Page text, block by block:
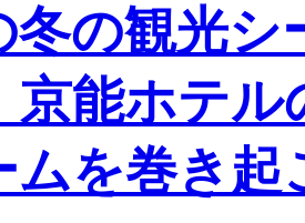
冬の観光シ
京能ホテ
ムを巻き起